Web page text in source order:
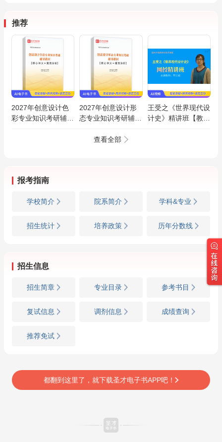
推荐
2027年创意设计色
彩专业知识考研辅导
2027年创意设计形
态专业知识考研辅导
例分析】AI讲解
王受之《世界现代设
计史》精讲班【教材
查看全部
报考指南
学校简介 院系简介 学科&专业
招生统计 培养政策 历年分数线
招生信息
招生简章 专业目录 参考书目
复试信息 调剂信息 成绩查询
推荐免试
都翻到这里了，就下载圣才电子书APP吧！